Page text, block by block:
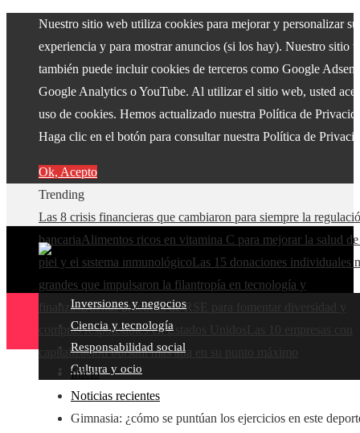
Nuestro sitio web utiliza cookies para mejorar y personalizar su
experiencia y para mostrar anuncios (si los hay). Nuestro sitio
también puede incluir cookies de terceros como Google
Google Analytics o YouTube. Al utilizar el sitio web, usted
uso de cookies. Hemos actualizado nuestra Política de
Haga clic en el botón para consultar nuestra Política de
Ok, Acepto
Trending
Las 8 crisis financieras que cambiaron para siempre la
bancariaAlimentos ricos en vitamina C para mejorar la salud
piel y el sistema inmunológicoLas 15 donaciones individuales
grandes que impulsaron la filantropía en tecnología y
finanzasBuenas prácticas de RSE para fomentar diversidad y
compras responsables en Estados Unidos
capitalización bursátil más alta en su punto máximo
Inversiones y negocios
Ciencia y tecnología
Responsabilidad social
Cultura y ocio
Inicio
Noticias recientes
Gimnasia: ¿cómo se puntúan los ejercicios en este